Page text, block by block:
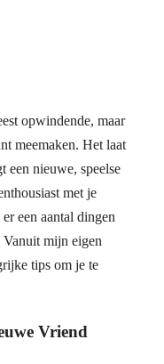
opwindende, maar
meemaken. Het laat
een nieuwe, speelse
met je
een aantal dingen
Vanuit mijn eigen
tips om je te
Vriend